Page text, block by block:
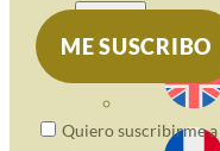
Quiero suscribirme